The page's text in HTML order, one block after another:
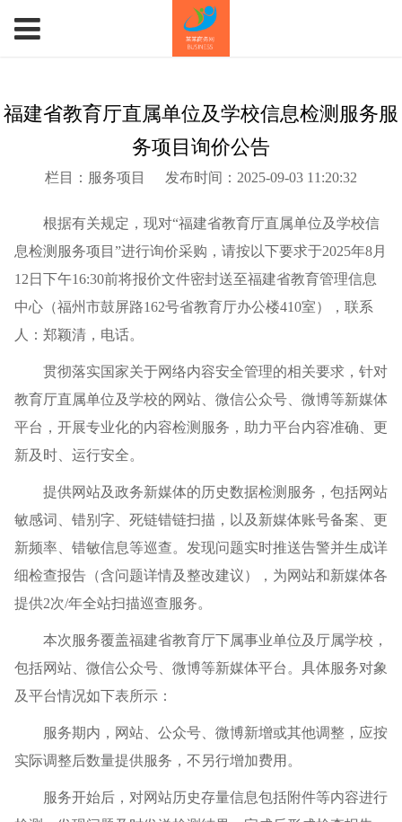
福建省教育厅直属单位及学校信息检测服务服
务项目询价公告
栏目：服务项目 发布时间：2025-09-03 11:20:32
根据有关规定，现对“福建省教育厅直属单位及学校信
息检测服务项目”进行询价采购，请按以下要求于2025年8月
12日下午16:30前将报价文件密封送至福建省教育管理信息
中心（福州市鼓屏路162号省教育厅办公楼410室），联系
人：郑颖清，电话。
贯彻落实国家关于网络内容安全管理的相关要求，针对
教育厅直属单位及学校的网站、微信公众号、微博等新媒体
平台，开展专业化的内容检测服务，助力平台内容准确、更
新及时、运行安全。
提供网站及政务新媒体的历史数据检测服务，包括网站
敏感词、错别字、死链错链扫描，以及新媒体账号备案、更
新频率、错敏信息等巡查。发现问题实时推送告警并生成详
细检查报告（含问题详情及整改建议），为网站和新媒体各
提供2次/年全站扫描巡查服务。
本次服务覆盖福建省教育厅下属事业单位及厅属学校，
包括网站、微信公众号、微博等新媒体平台。具体服务对象
及平台情况如下表所示：
服务期内，网站、公众号、微博新增或其他调整，应按
实际调整后数量提供服务，不另行增加费用。
服务开始后，对网站历史存量信息包括附件等内容进行